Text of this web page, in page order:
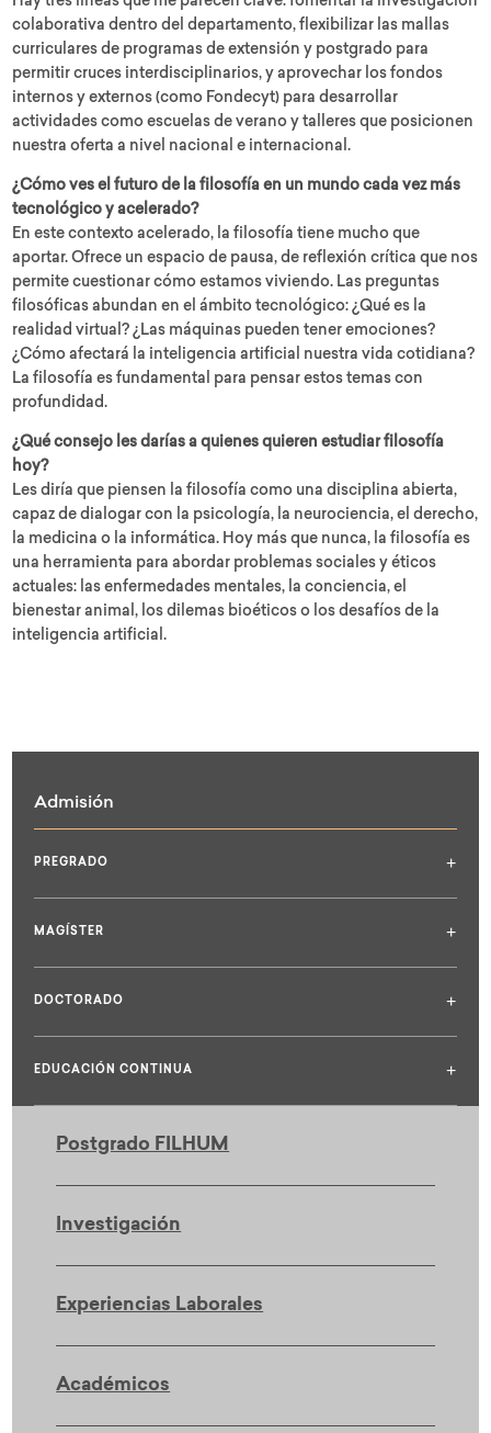
colaborativa dentro del departamento, flexibilizar las mallas
curriculares de programas de extensión y postgrado para
permitir cruces interdisciplinarios, y aprovechar los fondos
internos y externos (como Fondecyt) para desarrollar
actividades como escuelas de verano y talleres que posicionen
nuestra oferta a nivel nacional e internacional.
¿Cómo ves el futuro de la filosofía en un mundo cada vez más
tecnológico y acelerado?
En este contexto acelerado, la filosofía tiene mucho que
aportar. Ofrece un espacio de pausa, de reflexión crítica que nos
permite cuestionar cómo estamos viviendo. Las preguntas
filosóficas abundan en el ámbito tecnológico: ¿Qué es la
realidad virtual? ¿Las máquinas pueden tener emociones?
¿Cómo afectará la inteligencia artificial nuestra vida cotidiana?
La filosofía es fundamental para pensar estos temas con
profundidad.
¿Qué consejo les darías a quienes quieren estudiar filosofía
hoy?
Les diría que piensen la filosofía como una disciplina abierta,
capaz de dialogar con la psicología, la neurociencia, el derecho,
la medicina o la informática. Hoy más que nunca, la filosofía es
una herramienta para abordar problemas sociales y éticos
actuales: las enfermedades mentales, la conciencia, el
bienestar animal, los dilemas bioéticos o los desafíos de la
inteligencia artificial.
Admisión
PREGRADO +
MAGÍSTER +
DOCTORADO +
EDUCACIÓN CONTINUA +
Postgrado FILHUM
Investigación
Experiencias Laborales
Académicos